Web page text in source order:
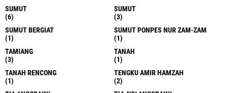
SUMUT
(6)
SUMUT
(3)
SUMUT BERGIAT
(1)
SUMUT PONPES NUR ZAM-ZAM
(1)
TAMIANG
(3)
TANAH
(1)
TANAH RENCONG
(1)
TENGKU AMIR HAMZAH
(2)